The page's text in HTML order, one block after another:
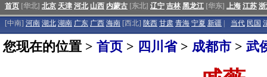
首页 [华北] 北京 天津 河北 山西 内蒙古 [东北] 辽宁 吉林 黑龙江 [华东] 上海 江苏
[中南] 河南 湖北 湖南 广东 广西 海南 [西北] 陕西 甘肃 青海 宁夏 新疆 当代 民国
您现在的位置 > 首页 > 四川省> 成都市 > 武